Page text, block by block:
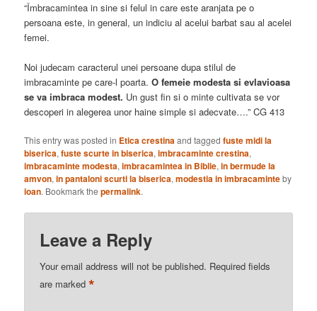
“Îmbracamintea in sine si felul in care este aranjata pe o
persoana este, in general, un indiciu al acelui barbat sau al acelei
femei.
Noi judecam caracterul unei persoane dupa stilul de
imbracaminte pe care-l poarta.O femeie modesta si evlavioasa
se va imbraca modest. Un gust fin si o minte cultivata se vor
descoperi in alegerea unor haine simple si adecvate….” CG 413
This entry was posted in Etica crestinaand taggedfuste midi la
biserica,fuste scurte in biserica,imbracaminte crestina,
imbracaminte modesta,imbracamintea in Biblie,in bermude la
amvon,in pantaloni scurti la biserica,modestia in imbracaminteby
ioan. Bookmark thepermalink.
Leave a Reply
Your email address will not be published. Required fields
are marked*